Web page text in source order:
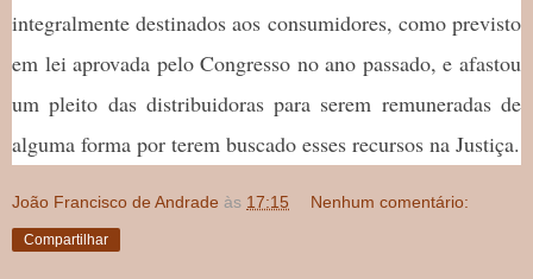
integralmente destinados aos consumidores, como previsto
em lei aprovada pelo Congresso no ano passado, e afastou
um pleito das distribuidoras para serem remuneradas de
alguma forma por terem buscado esses recursos na Justiça.
João Francisco de Andrade às 17:15 Nenhum comentário:
Compartilhar